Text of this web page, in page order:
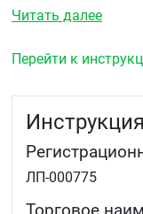
род Candida),
Микозы,
Читать далее
Перейти к
ЛП-000775